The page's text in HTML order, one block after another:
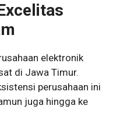
elektronik
di Jawa Timur.
perusahaan ini
juga hingga ke